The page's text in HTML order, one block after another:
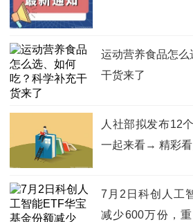
运动营养食品怎
干货来了
人社部拟发布12
一起来看→ 精彩
7月2日科创人工
减少600万份，